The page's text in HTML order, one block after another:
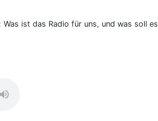
ist das Radio für uns, und was soll es